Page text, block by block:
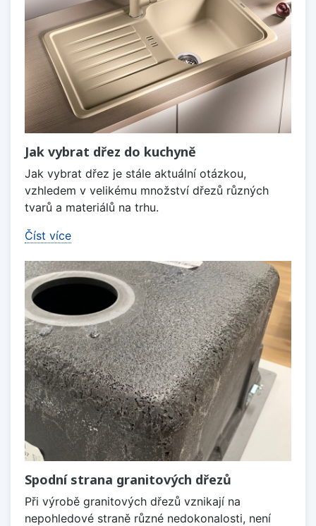
Jak vybrat dřez do kuchyně
Jak vybrat dřez je stále aktuální otázkou,
vzhledem v velikému množství dřezů různých
tvarů a materiálů na trhu.
Číst více
Spodní strana granitových dřezů
Při výrobě granitových dřezů vznikají na
nepohledové straně různé nedokonalosti, není